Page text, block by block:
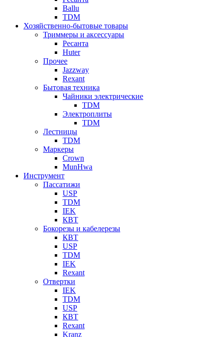
Ballu
TDM
Хозяйственно-бытовые товары
Триммеры и аксессуары
Ресанта
Huter
Прочее
Jazzway
Rexant
Бытовая техника
Чайники электрические
TDM
Электроплиты
TDM
Лестницы
TDM
Маркеры
Crown
MunHwa
Инструмент
Пассатижи
USP
TDM
IEK
КВТ
Бокорезы и кабелерезы
КВТ
USP
TDM
IEK
Rexant
Отвертки
IEK
TDM
USP
КВТ
Rexant
Kranz